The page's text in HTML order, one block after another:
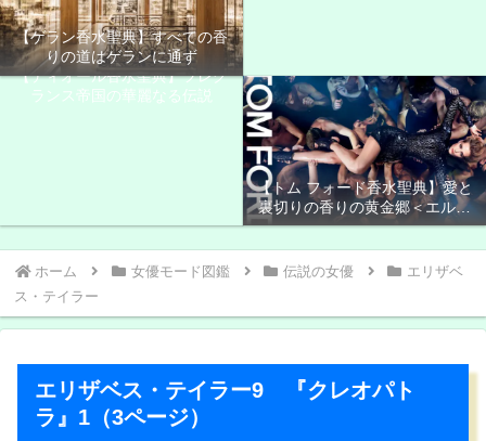
【ゲラン香水聖典】すべての香
りの道はゲランに通ず
【ディオール香水聖典】フレグ
ランス帝国の華麗なる伝説
【トム フォード香水聖典】愛と
裏切りの香りの黄金郷＜エルド
ラド＞
ホーム 女優モード図鑑 伝説の女優
エリザベ
ス・テイラー
エリザベス・テイラー9 『クレオパト
ラ』1（3ページ）